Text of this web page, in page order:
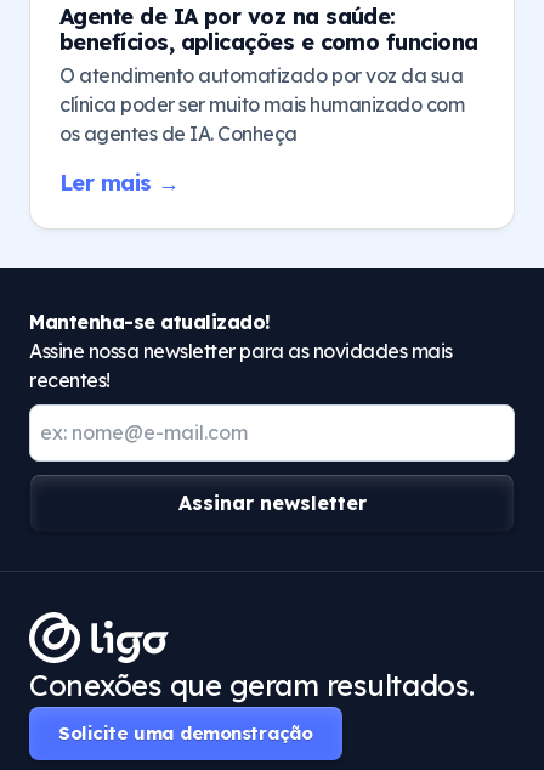
Agente de IA por voz na saúde:
benefícios, aplicações e como funciona
O atendimento automatizado por voz da sua
clínica poder ser muito mais humanizado com
os agentes de IA. Conheça
Ler mais →
Mantenha-se atualizado!
Assine nossa newsletter para as novidades mais
recentes!
Assinar newsletter
Conexões que geram resultados.
Solicite uma demonstração